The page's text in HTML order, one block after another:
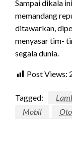
Sampai dikala
memandang
ditawarkan,
menyasar tim-
segala dunia.
Post Views:
Tagged:
Mobil